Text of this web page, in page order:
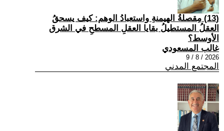
(13) مِقصلةُ الهيمنةِ واستعبادُ الوهم: كيف يسحقُ
العقلُ المستطيلُ بقايا العقلِ المسطحِ في الشرق
الأوسط؟
غالب المسعودي
2026 / 8 / 9
المجتمع المدني